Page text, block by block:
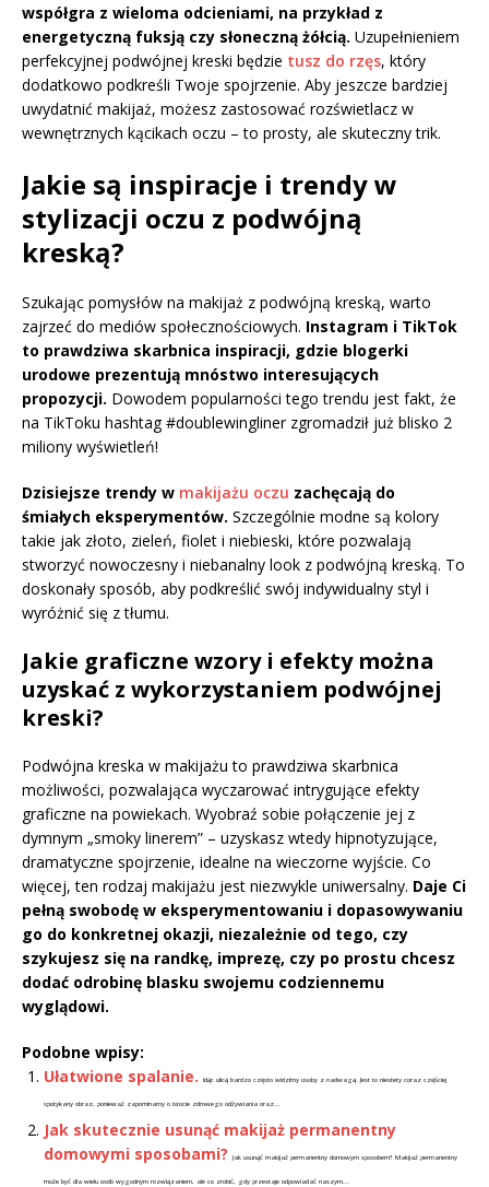
współgra z wieloma odcieniami, na przykład z
energetyczną fuksją czy słoneczną żółcią. Uzupełnieniem
perfekcyjnej podwójnej kreski będzie tusz do rzęs, który
dodatkowo podkreśli Twoje spojrzenie. Aby jeszcze bardziej
uwydatnić makijaż, możesz zastosować rozświetlacz w
wewnętrznych kącikach oczu – to prosty, ale skuteczny trik.
Jakie są inspiracje i trendy w
stylizacji oczu z podwójną
kreską?
Szukając pomysłów na makijaż z podwójną kreską, warto
zajrzeć do mediów społecznościowych. Instagram i TikTok
to prawdziwa skarbnica inspiracji, gdzie blogerki
urodowe prezentują mnóstwo interesujących
propozycji. Dowodem popularności tego trendu jest fakt, że
na TikToku hashtag #doublewingliner zgromadził już blisko 2
miliony wyświetleń!
Dzisiejsze trendy w makijażu oczu zachęcają do
śmiałych eksperymentów. Szczególnie modne są kolory
takie jak złoto, zieleń, fiolet i niebieski, które pozwalają
stworzyć nowoczesny i niebanalny look z podwójną kreską. To
doskonały sposób, aby podkreślić swój indywidualny styl i
wyróżnić się z tłumu.
Jakie graficzne wzory i efekty można
uzyskać z wykorzystaniem podwójnej
kreski?
Podwójna kreska w makijażu to prawdziwa skarbnica
możliwości, pozwalająca wyczarować intrygujące efekty
graficzne na powiekach. Wyobraź sobie połączenie jej z
dymnym „smoky linerem” – uzyskasz wtedy hipnotyzujące,
dramatyczne spojrzenie, idealne na wieczorne wyjście. Co
więcej, ten rodzaj makijażu jest niezwykle uniwersalny. Daje Ci
pełną swobodę w eksperymentowaniu i dopasowywaniu
go do konkretnej okazji, niezależnie od tego, czy
szykujesz się na randkę, imprezę, czy po prostu chcesz
dodać odrobinę blasku swojemu codziennemu
wyglądowi.
Podobne wpisy:
Ułatwione spalanie.
Idąc ulicą bardzo często widzimy osoby z nadwagą. Jest to niestety coraz częściej
spotykany obraz, ponieważ zapominamy o istocie zdrowego odżywiania oraz...
Jak skutecznie usunąć makijaż permanentny
domowymi sposobami?
Jak usunąć makijaż permanentny domowym sposobem? Makijaż permanentny
może być dla wielu osób wygodnym rozwiązaniem, ale co zrobić, gdy przestaje odpowiadać naszym...